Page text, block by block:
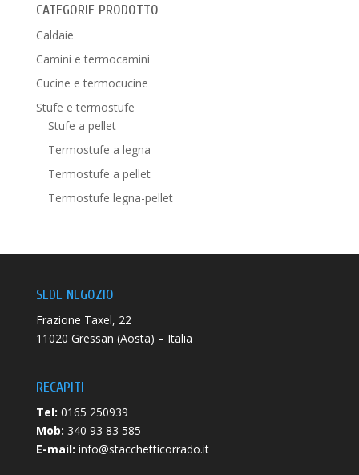
CATEGORIE PRODOTTO
Caldaie
Camini e termocamini
Cucine e termocucine
Stufe e termostufe
Stufe a pellet
Termostufe a legna
Termostufe a pellet
Termostufe legna-pellet
SEDE NEGOZIO
Frazione Taxel, 22
11020 Gressan (Aosta) – Italia
RECAPITI
Tel: 0165 250939
Mob: 340 93 83 585
E-mail: info@stacchetticorrado.it